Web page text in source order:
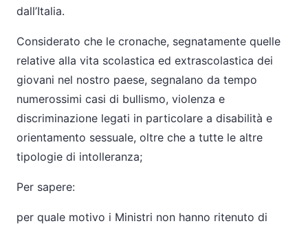
dall’Italia.
Considerato che le cronache, segnatamente quelle
relative alla vita scolastica ed extrascolastica dei
giovani nel nostro paese, segnalano da tempo
numerossimi casi di bullismo, violenza e
discriminazione legati in particolare a disabilità e
orientamento sessuale, oltre che a tutte le altre
tipologie di intolleranza;
Per sapere:
per quale motivo i Ministri non hanno ritenuto di